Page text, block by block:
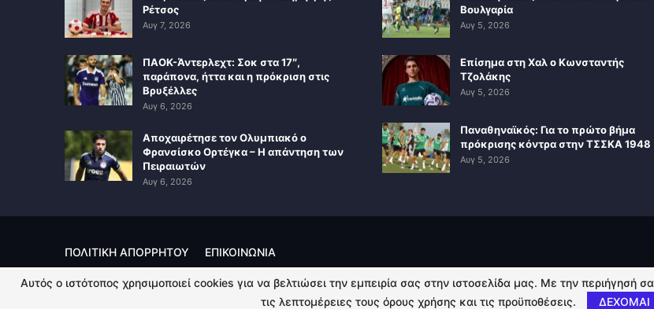
Ρέτσος
Αυγ 7, 2026
ΠΑΟΚ-Άντερλεχτ: Σοκ στα 17″,
παράπονα, ήττα και η πρόκριση στις
Βρυξέλλες
Αυγ 6, 2026
Αποχαιρέτησε τον Ολυμπιακό ο
Φρανσίσκο Ορτέγκα – Η απάντηση των
Πειραιωτών
Αυγ 6, 2026
Βουλγαρία
Αυγ 5, 2026
Επίσημα στη Χαλ ο Κωνσταντής
Τζολάκης
Αυγ 5, 2026
Παναθηναϊκός: Για το πρώτο βήμα
πρόκρισης κόντρα στην ΤΣΣΚΑ 1948
Αυγ 5, 2026
ΠΟΛΙΤΙΚΗ ΑΠΟΡΡΗΤΟΥ ΕΠΙΚΟΙΝΩΝΙΑ
© 2026 - Kingsport.gr. All Rights Reserved.
Αυτός ο ιστότοπος χρησιμοποιεί cookies για να βελτιώσει την εμπειρία σας στην ιστοσελίδα μας. Με την
τις λεπτομέρειες τους όρους χρήσης και τις προϋποθέσεις.
ΔΕΧΟΜΑΙ